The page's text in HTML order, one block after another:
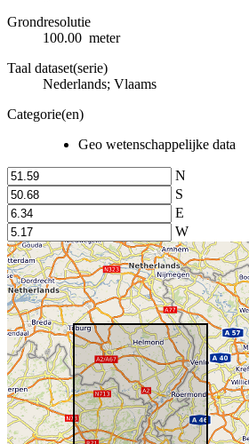
Grondresolutie
100.00 meter
Taal dataset(serie)
Nederlands; Vlaams
Categorie(en)
Geo wetenschappelijke data
N
S
E
W